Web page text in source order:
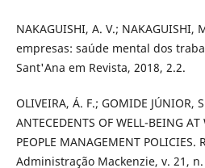
NAKAGUISHI, A. V.; NAKAGUISHI,
empresas: saúde mental dos
Sant'Ana em Revista, 2018, 2.2.
OLIVEIRA, Á. F.; GOMIDE JÚNIOR,
ANTECEDENTS OF WELL-BEING
PEOPLE MANAGEMENT POLICIES.
Administração Mackenzie, v. 21,